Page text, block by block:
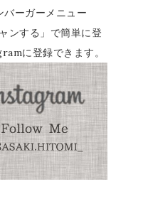
ーガーメニュー
ンする」で簡単に登
に登録できます。